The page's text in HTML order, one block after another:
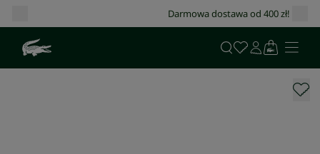
Darmowa dostawa od 400 zł!